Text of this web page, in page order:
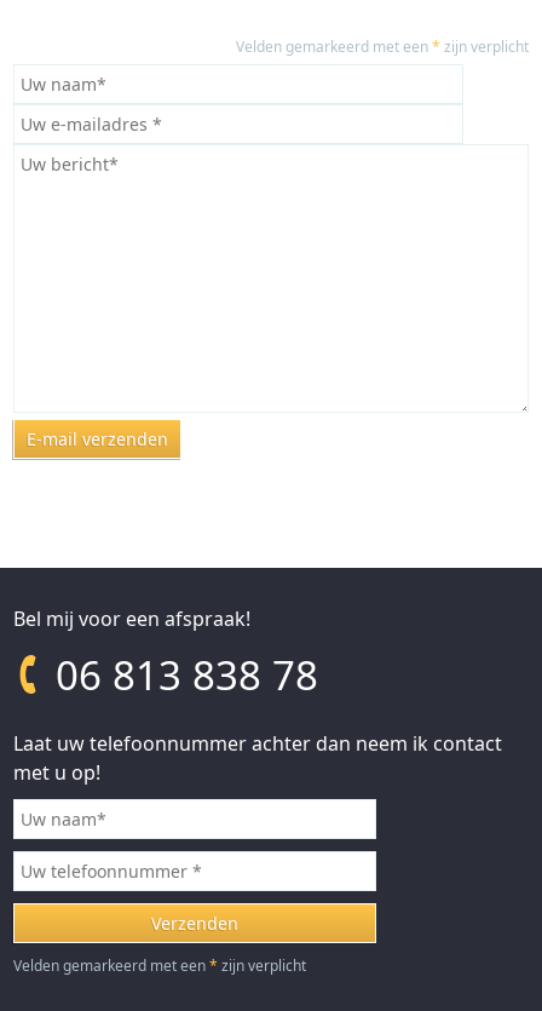
Velden gemarkeerd met een* zijn verplicht
Bel mij voor een afspraak!
06 813 838 78
Laat uw telefoonnummer achter dan neem ik contact
met u op!
Velden gemarkeerd met een* zijn verplicht